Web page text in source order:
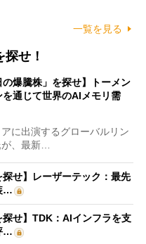
一覧を見る
せ！
の爆騰株」を探せ】トーメン
通じて世界のAIメモリ需
に出演するグローバルリン
が、最新…
探せ】レーザーテック：最先
…
探せ】TDK：AIインフラを支
…